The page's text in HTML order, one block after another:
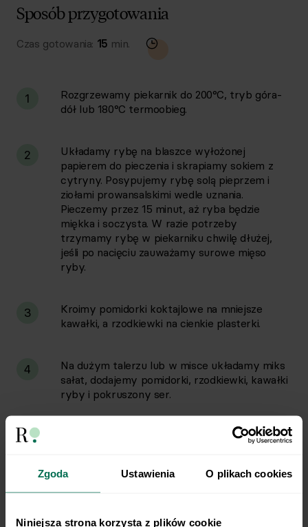
Zgoda Ustawienia O plikach cookies
Niniejsza strona korzysta z plików cookie
Sposób przygotowania
Czas gotowania: 15 min.
1
Rozgrzewamy piekarnik do 200°C, tryb góra-
dół lub 180°C termoobieg.
2
Układamy rybę na blaszce wyłożonej
papierem do pieczenia i skrapiamy sokiem z
cytryny. Posypujemy rybę solą pieprzem i
ziołami prowansalskimi wedle uznania.
Pieczemy przez 15 minut, aż ryba będzie
miękka i soczysta. W razie potrzeby
trzymamy rybę w piekarniku chwilę dłużej,
jeśli po nacięciu zauważamy surowe mięso
ryby.
3
Kroimy pomidorki koktajlowe na mniejsze
kawałki, a rzodkiewki na cienkie plasterki.
4
Na dużym talerzu lub w misce układamy miks
sałat, dodajemy pomidorki, rzodkiewki, kawałki
ryby i pokruszony ser.
5
W miseczce mieszamy składniki dressingu.
6
Polewamy sałatkę przygotowanym
pieczywem.